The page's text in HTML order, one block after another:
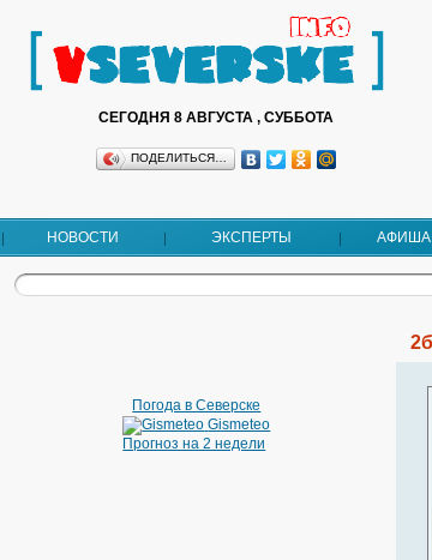
СЕГОДНЯ 8 АВГУСТА , СУББОТА
ПОДЕЛИТЬСЯ…
НОВОСТИ ЭКСПЕРТЫ АФИША
Погода в Северске
Gismeteo
Прогноз на 2 недели